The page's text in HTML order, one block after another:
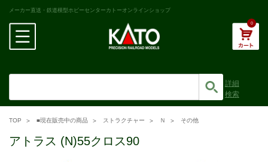
メーカー直送・鉄道模型ホビーセンターカトーオンラインショップ
0
詳細
検索
TOP ■現在販売中の商品 ストラクチャー Ｎ その他
アトラス (N)55クロス90